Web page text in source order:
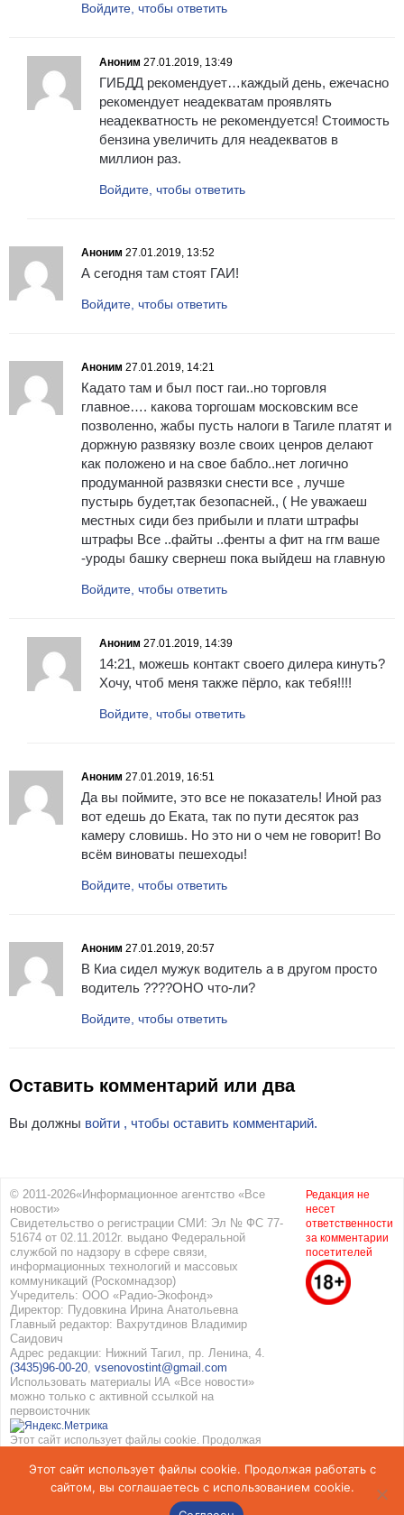
Войдите, чтобы ответить
Аноним 27.01.2019, 13:49
ГИБДД рекомендует…каждый день, ежечасно
рекомендует неадекватам проявлять
неадекватность не рекомендуется! Стоимость
бензина увеличить для неадекватов в
миллион раз.
Войдите, чтобы ответить
Аноним 27.01.2019, 13:52
А сегодня там стоят ГАИ!
Войдите, чтобы ответить
Аноним 27.01.2019, 14:21
Кадато там и был пост гаи..но торговля
главное…. какова торгошам московским все
позволенно, жабы пусть налоги в Тагиле платят и
доржную развязку возле своих ценров делают
как положено и на свое бабло..нет логично
продуманной развязки снести все , лучше
пустырь будет,так безопасней., ( Не уважаеш
местных сиди без прибыли и плати штрафы
штрафы Все ..файты ..фенты а фит на ггм ваше
-уроды башку свернеш пока выйдеш на главную
Войдите, чтобы ответить
Аноним 27.01.2019, 14:39
14:21, можешь контакт своего дилера кинуть?
Хочу, чтоб меня также пёрло, как тебя!!!!
Войдите, чтобы ответить
Аноним 27.01.2019, 16:51
Да вы поймите, это все не показатель! Иной раз
вот едешь до Еката, так по пути десяток раз
камеру словишь. Но это ни о чем не говорит! Во
всём виноваты пешеходы!
Войдите, чтобы ответить
Аноним 27.01.2019, 20:57
В Киа сидел мужук водитель а в другом просто
водитель ????ОНО что-ли?
Войдите, чтобы ответить
Оставить комментарий или два
Вы должны войти , чтобы оставить комментарий.
© 2011-2026«Информационное агентство «Все
новости»
Свидетельство о регистрации СМИ: Эл № ФС 77-
51674 от 02.11.2012г. выдано Федеральной
службой по надзору в сфере связи,
информационных технологий и массовых
коммуникаций (Роскомнадзор)
Учредитель: ООО «Радио-Экофонд»
Директор: Пудовкина Ирина Анатольевна
Главный редактор: Вахрутдинов Владимир
Саидович
Адрес редакции: Нижний Тагил, пр. Ленина, 4.
(3435)96-00-20, vsenovostint@gmail.com
Использовать материалы ИА «Все новости»
можно только с активной ссылкой на
первоисточник
Этот сайт использует файлы cookie. Продолжая
использованием cookie. Подробнее вПолитике
конфиденциальностииСоглашение об обработке
персональных данных
Редакция не
несет
ответственности
за комментарии
посетителей
Этот сайт использует файлы cookie. Продолжая работать с
сайтом, вы соглашаетесь с использованием cookie.